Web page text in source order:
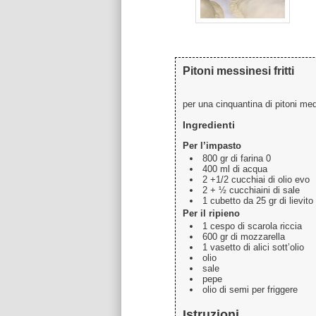
Pitoni messinesi fritti
per una cinquantina di pitoni
Ingredienti
Per l’impasto
800 gr di farina 0
400 ml di acqua
2 +1/2 cucchiai di olio evo
2 + ½ cucchiaini di sale
1 cubetto da 25 gr di lievito
Per il ripieno
1 cespo di scarola riccia
600 gr di mozzarella
1 vasetto di alici sott’olio
olio
sale
pepe
olio di semi per friggere